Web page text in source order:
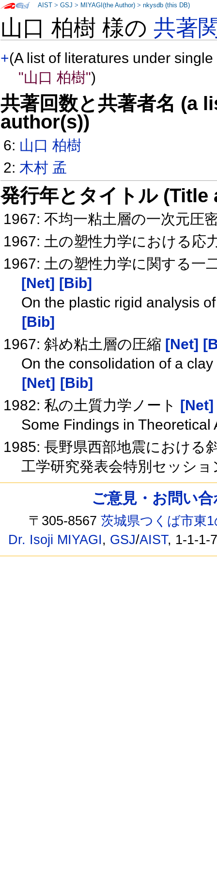
山口 柏樹 様の共著
+(A list of literatures under
"山口 柏樹")
共著回数と共著者名 (a
author(s))
6: 山口 柏樹
2:木村 孟
発行年とタイトル
1967: 不均一粘土層の一次元圧
1967: 土の塑性力学における応
1967: 土の塑性力学に関する一
[Net] [Bib]
On the plastic rigid analysis
[Bib]
1967: 斜め粘土層の圧縮 [Net]
On the consolidation of a
[Net]
[Bib]
1982: 私の土質力学ノート
[Net]
Some Findings in
1985: 長野県西部地震における
工学研究発表会特別セッシ
AIST >GSJ > MIYAGI(the Author) >nkysdb (this DB)
ご意見・お問い
〒305-8567茨城県つくば市東
Dr. Isoji MIYAGI, GSJ/AIST, 1-1-1-